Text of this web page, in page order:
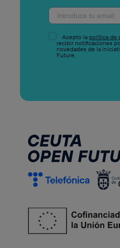
Acepto la política de
recibir notificaciones
novedades de la
Future.